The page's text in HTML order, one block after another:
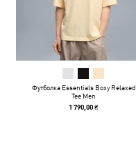
Футболка Essentials Boxy Relaxed
Tee Men
1 790,00 ₴